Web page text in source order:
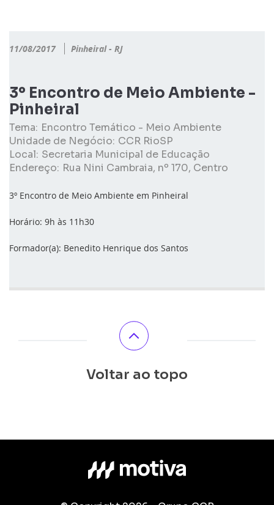
11/08/2017 Pinheiral - RJ
3º Encontro de Meio Ambiente -
Pinheiral
Tema: Encontro Temático - Meio Ambiente
Unidade de Negócio: CCR RioSP
Local: Secretaria Municipal de Educação
Endereço: Rua Nini Cambraia, nº 170, Centro
3º Encontro de Meio Ambiente em Pinheiral
Horário: 9h às 11h30
Formador(a): Benedito Henrique dos Santos
Voltar ao topo